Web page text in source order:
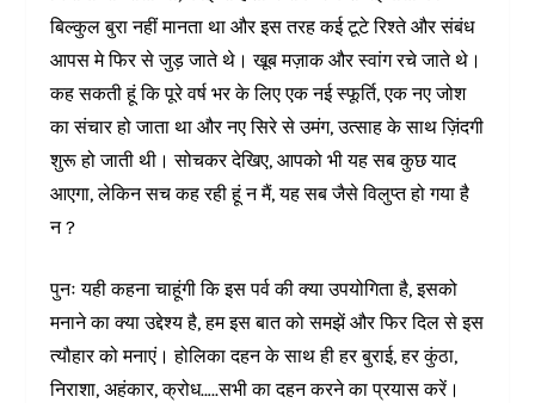
बिल्कुल बुरा नहीं मानता था और इस तरह कई टूटे रिश्ते और संबंध
आपस मे फिर से जुड़ जाते थे। खूब मज़ाक और स्वांग रचे जाते थे।
कह सकती हूं कि पूरे वर्ष भर के लिए एक नई स्फूर्ति, एक नए जोश
का संचार हो जाता था और नए सिरे से उमंग, उत्साह के साथ ज़िंदगी
शुरू हो जाती थी। सोचकर देखिए, आपको भी यह सब कुछ याद
आएगा, लेकिन सच कह रही हूं न मैं, यह सब जैसे विलुप्त हो गया है
न ?
पुनः यही कहना चाहूंगी कि इस पर्व की क्या उपयोगिता है, इसको
मनाने का क्या उद्देश्य है, हम इस बात को समझें और फिर दिल से इस
त्यौहार को मनाएं। होलिका दहन के साथ ही हर बुराई, हर कुंठा,
निराशा, अहंकार, क्रोध…..सभी का दहन करने का प्रयास करें।